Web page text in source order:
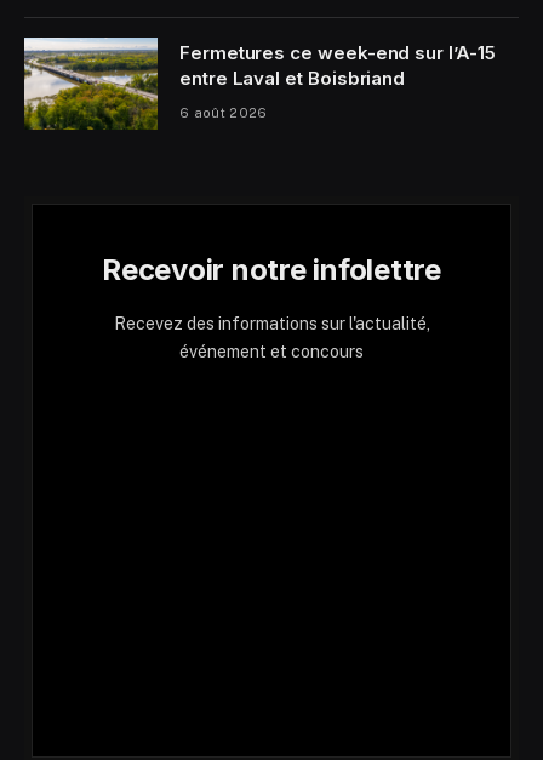
Fermetures ce week-end sur l’A-15
entre Laval et Boisbriand
6 août 2026
Recevoir notre infolettre
Recevez des informations sur l'actualité,
événement et concours